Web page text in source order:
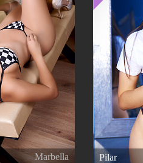
Marbella Pilar